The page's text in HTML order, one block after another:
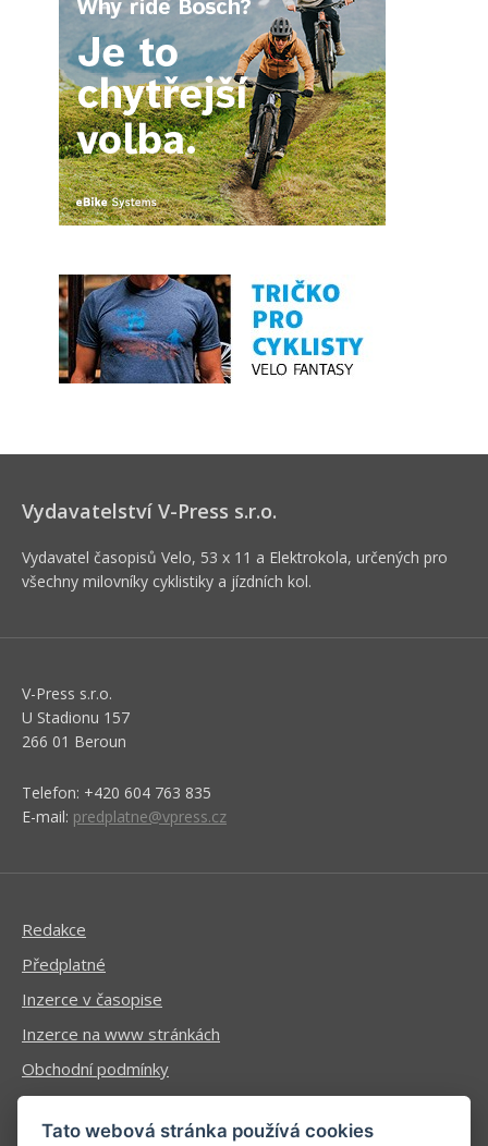
Vydavatelství V-Press s.r.o.
Vydavatel časopisů Velo, 53 x 11 a Elektrokola, určených pro
všechny milovníky cyklistiky a jízdních kol.
V-Press s.r.o.
U Stadionu 157
266 01 Beroun
Telefon: +420 604 763 835
E-mail: predplatne@vpress.cz
Redakce
Předplatné
Inzerce v časopise
Inzerce na www stránkách
Obchodní podmínky
Ochrana osobních údajů
Tato webová stránka používá cookies